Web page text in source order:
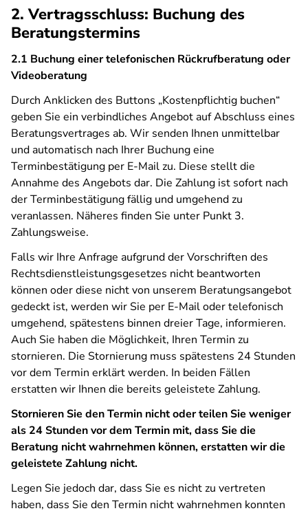
2. Vertragsschluss: Buchung des
Beratungstermins
2.1 Buchung einer telefonischen Rückrufberatung oder
Videoberatung
Durch Anklicken des Buttons „Kostenpflichtig buchen“
geben Sie ein verbindliches Angebot auf Abschluss eines
Beratungsvertrages ab. Wir senden Ihnen unmittelbar
und automatisch nach Ihrer Buchung eine
Terminbestätigung per E-Mail zu. Diese stellt die
Annahme des Angebots dar. Die Zahlung ist sofort nach
der Terminbestätigung fällig und umgehend zu
veranlassen. Näheres finden Sie unter Punkt 3.
Zahlungsweise.
Falls wir Ihre Anfrage aufgrund der Vorschriften des
Rechtsdienstleistungsgesetzes nicht beantworten
können oder diese nicht von unserem Beratungsangebot
gedeckt ist, werden wir Sie per E-Mail oder telefonisch
umgehend, spätestens binnen dreier Tage, informieren.
Auch Sie haben die Möglichkeit, Ihren Termin zu
stornieren. Die Stornierung muss spätestens 24 Stunden
vor dem Termin erklärt werden. In beiden Fällen
erstatten wir Ihnen die bereits geleistete Zahlung.
Stornieren Sie den Termin nicht oder teilen Sie weniger
als 24 Stunden vor dem Termin mit, dass Sie die
Beratung nicht wahrnehmen können, erstatten wir die
geleistete Zahlung nicht.
Legen Sie jedoch dar, dass Sie es nicht zu vertreten
haben, dass Sie den Termin nicht wahrnehmen konnten